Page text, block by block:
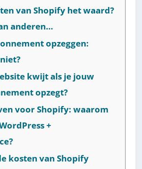
van Shopify het waard?
anderen…
opzeggen:
kwijt als je jouw
opzegt?
voor Shopify: waarom
+
kosten van Shopify